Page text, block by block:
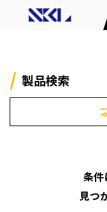
製品検索
条件
見つ